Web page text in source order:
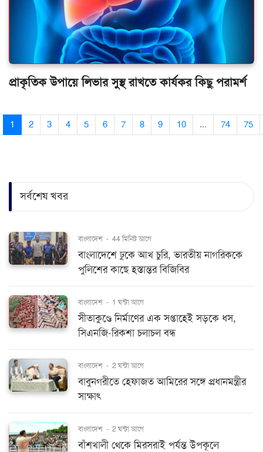
প্রাকৃতিক উপায়ে লিভার সুস্থ রাখতে কার্যকর কিছু পরামর্শ
1 2 3 4 5 6 7 8 9 10 ... 74 75
সর্বশেষ খবর
বাংলাদেশ - 44 মিনিট আগে
বাংলাদেশে ঢুকে আখ চুরি, ভারতীয় নাগরিককে
পুলিশের কাছে হস্তান্তর বিজিবির
বাংলাদেশ - 1 ঘন্টা আগে
সীতাকুণ্ডে নির্মাণের এক সপ্তাহেই সড়কে ধস,
সিএনজি-রিকশা চলাচল বন্ধ
বাংলাদেশ - 2 ঘন্টা আগে
বাবুনগরীতে হেফাজত আমিরের সঙ্গে প্রধানমন্ত্রীর
সাক্ষাৎ
বাংলাদেশ - 2 ঘন্টা আগে
বাঁশখালী থেকে মিরসরাই পর্যন্ত উপকূলে